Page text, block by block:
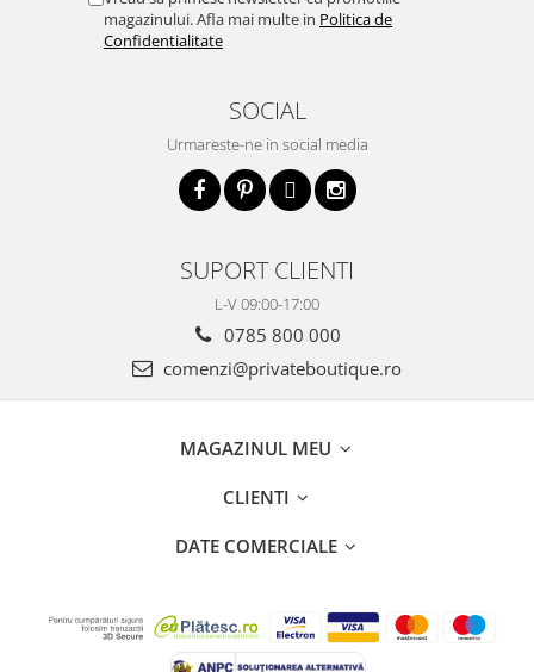
magazinului. Afla mai multe in Politica de
Confidentialitate
SOCIAL
Urmareste-ne in social media
SUPORT CLIENTI
L-V 09:00-17:00
0785 800 000
comenzi@privateboutique.ro
MAGAZINUL MEU
CLIENTI
DATE COMERCIALE